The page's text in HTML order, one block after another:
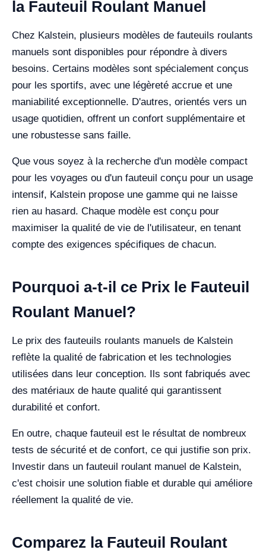
la Fauteuil Roulant Manuel
Chez Kalstein, plusieurs modèles de fauteuils roulants
manuels sont disponibles pour répondre à divers
besoins. Certains modèles sont spécialement conçus
pour les sportifs, avec une légèreté accrue et une
maniabilité exceptionnelle. D'autres, orientés vers un
usage quotidien, offrent un confort supplémentaire et
une robustesse sans faille.
Que vous soyez à la recherche d'un modèle compact
pour les voyages ou d'un fauteuil conçu pour un usage
intensif, Kalstein propose une gamme qui ne laisse
rien au hasard. Chaque modèle est conçu pour
maximiser la qualité de vie de l'utilisateur, en tenant
compte des exigences spécifiques de chacun.
Pourquoi a-t-il ce Prix le Fauteuil
Roulant Manuel?
Le prix des fauteuils roulants manuels de Kalstein
reflète la qualité de fabrication et les technologies
utilisées dans leur conception. Ils sont fabriqués avec
des matériaux de haute qualité qui garantissent
durabilité et confort.
En outre, chaque fauteuil est le résultat de nombreux
tests de sécurité et de confort, ce qui justifie son prix.
Investir dans un fauteuil roulant manuel de Kalstein,
c'est choisir une solution fiable et durable qui améliore
réellement la qualité de vie.
Comparez la Fauteuil Roulant